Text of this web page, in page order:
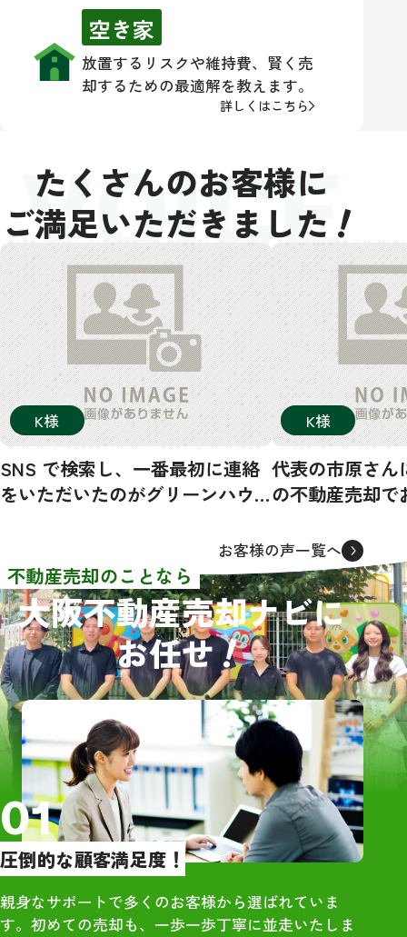
空き家
放置するリスクや維持費、賢く売
却するための最適解を教えます。
詳しくはこちら
たくさんのお客様に
ご満足いただきました！
VOICE
K様
SNS で検索し、一番最初に連絡
をいただいたのがグリーンハウ
者から連絡をいただきました
が、面談をしたのは3社でした。
売買価格や条件等はほぼ同じで
した。その中でグリーンハウジ
ングさんを選んだ理由として、
担当者の大橋さんが一番若く誠
実に感じたからです。
依頼してからほぼ2ヶ月という短
期間で売買契約を結ぶことがで
き感謝しております。また、引
っ越しの際にも大橋さんに立ち
会っていただき、引っ越し先が
遠隔地だったので不用品等の後
始末もお願いすることができ、
大変助かりました。
直感でグリーンハウジングの大
K様
代表の市原さん
の不動産売却で
同級生でもあり
も踏まえてレビ
【物件概要】
・大阪市住吉区
築、4DK、木造
RC）
・雨漏りや床抜
あり
【訪問査定】
・地域相場を把
際の売却価格に
・大手は高額査
で、最終売却額
お客様の声一覧へ
不動産売却のことなら
大阪不動産売却ナビに
お任せ！
01
圧倒的な顧客満足度！
親身なサポートで多くのお客様から選ばれていま
す。初めての売却も、一歩一歩丁寧に並走いたしま